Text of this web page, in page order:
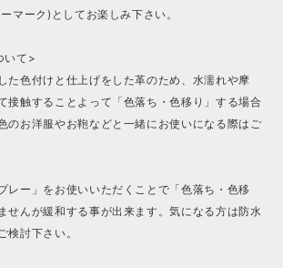
マーク)としてお楽しみ下さい。
いて>
た色付けと仕上げをした革のため、水濡れや摩
接触することよって「色落ち・色移り」する場合
のお洋服やお鞄などと一緒にお使いになる際はご
レー」をお使いいただくことで「色落ち・色移
せんが緩和する事が出来ます。気になる方は防水
検討下さい。